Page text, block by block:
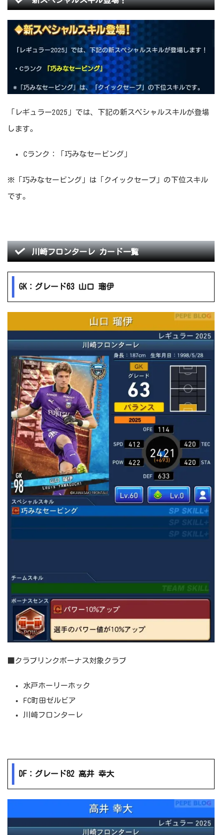
「レギュラー2025」では、下記の新スペシャルスキルが登場
します。
Cランク：「巧みなセービング」
※「巧みなセービング」は「クイックセーブ」の下位スキル
です。
川崎フロンターレ カード一覧
GK：グレード63 山口 瑠伊
■クラブリンクボーナス対象クラブ
水戸ホーリーホック
FC町田ゼルビア
川崎フロンターレ
DF：グレード82 高井 幸大